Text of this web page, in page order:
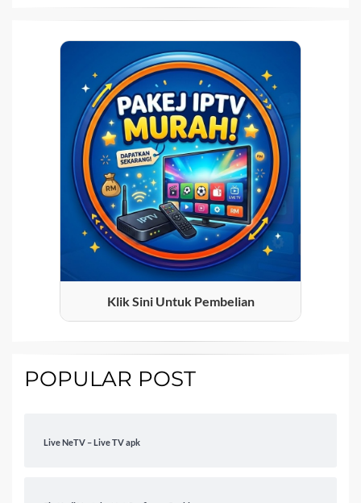
Klik Sini Untuk Pembelian
POPULAR POST
Live NeTV – Live TV apk